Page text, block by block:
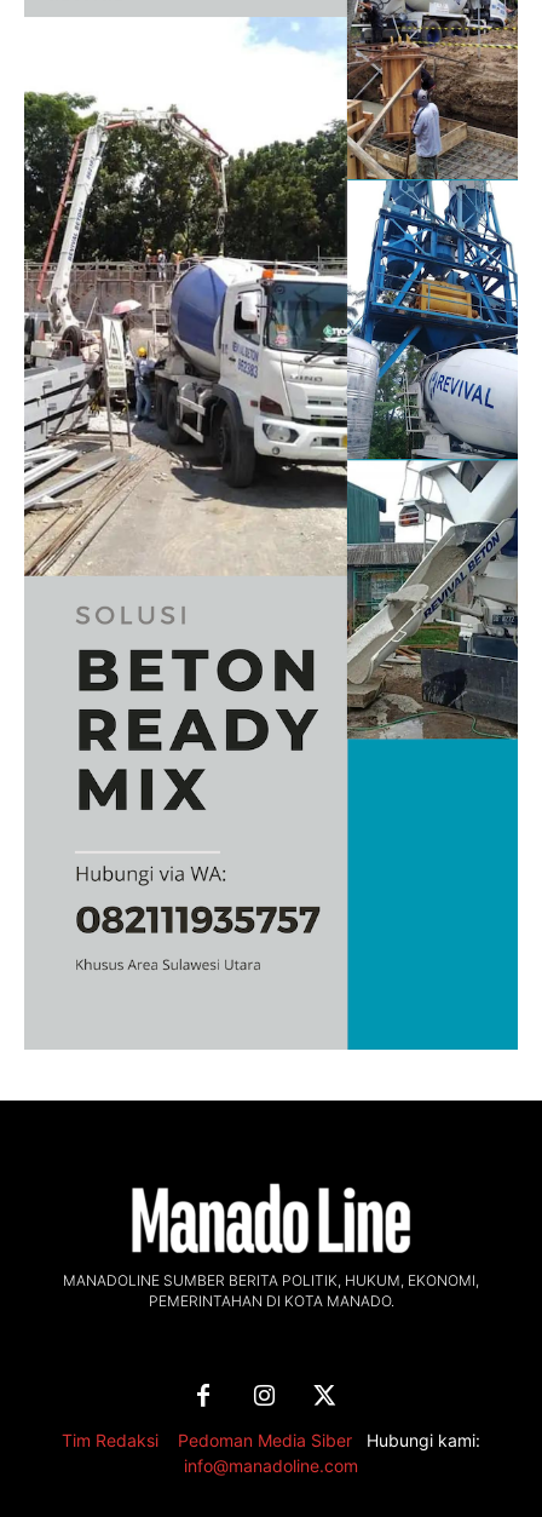
MANADOLINE SUMBER BERITA POLITIK, HUKUM, EKONOMI,
PEMERINTAHAN DI KOTA MANADO.
Tim Redaksi Pedoman Media Siber
Hubungi kami:
info@manadoline.com